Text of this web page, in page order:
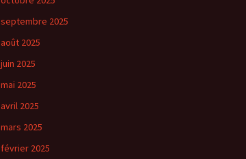
septembre 2025
août 2025
juin 2025
mai 2025
avril 2025
mars 2025
février 2025